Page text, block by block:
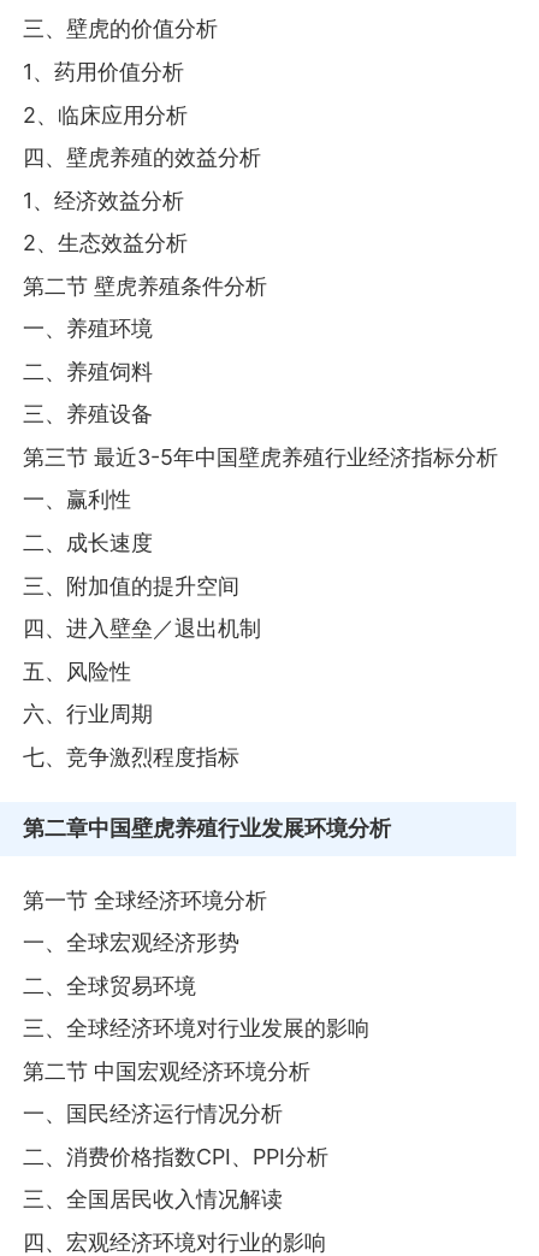
三、壁虎的价值分析
1、药用价值分析
2、临床应用分析
四、壁虎养殖的效益分析
1、经济效益分析
2、生态效益分析
第二节 壁虎养殖条件分析
一、养殖环境
二、养殖饲料
三、养殖设备
第三节 最近3-5年中国壁虎养殖行业经济指标分析
一、赢利性
二、成长速度
三、附加值的提升空间
四、进入壁垒／退出机制
五、风险性
六、行业周期
七、竞争激烈程度指标
第二章中国壁虎养殖行业发展环境分析
第一节 全球经济环境分析
一、全球宏观经济形势
二、全球贸易环境
三、全球经济环境对行业发展的影响
第二节 中国宏观经济环境分析
一、国民经济运行情况分析
二、消费价格指数CPI、PPI分析
三、全国居民收入情况解读
四、宏观经济环境对行业的影响